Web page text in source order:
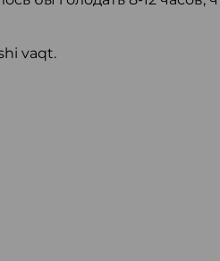
vaqt.